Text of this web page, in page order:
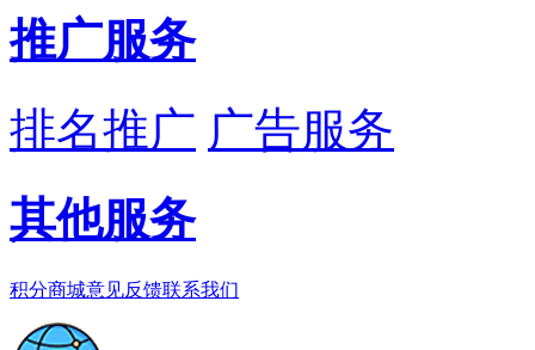
推广服务
排名推广 广告服务
其他服务
积分商城意见反馈联系我们